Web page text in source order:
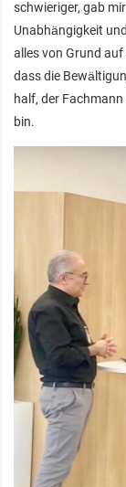
schwieriger, gab
Unabhängigkeit
alles von Grund
dass die
half, der
bin.